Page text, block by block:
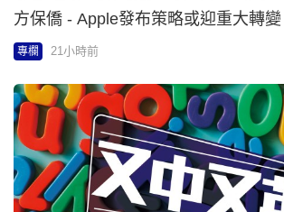
鄭曉光 - 小手規劃大未來 | 能源Don家
專欄 22小時前